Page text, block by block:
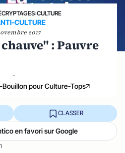
›CULTURE
CULTURE
2017
: Pauvre
-
pour Culture-Tops
CLASSER
en favori sur Google